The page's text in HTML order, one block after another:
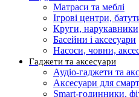
Матраси та меблі
Ігрові центри,
Круги,
Басейни і аксесуари
Насоси, човни,
Гаджети та аксесуари
Аудіо-гаджети та
Аксесуари для
Smart-годинники,